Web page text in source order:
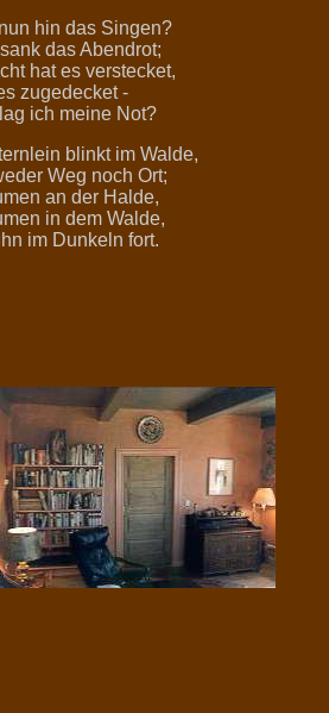
hin das Singen?
das Abendrot;
hat es verstecket,
zugedecket -
ich meine Not?
blinkt im Walde,
Weg noch Ort;
an der Halde,
in dem Walde,
im Dunkeln fort.